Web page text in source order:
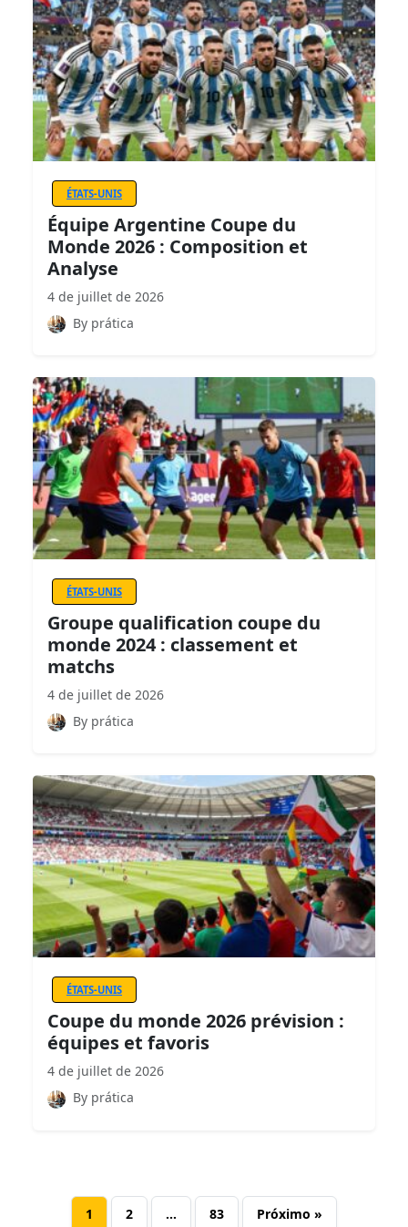
ÉTATS-UNIS
Équipe Argentine Coupe du
Monde 2026 : Composition et
Analyse
4 de juillet de 2026
By prática
ÉTATS-UNIS
Groupe qualification coupe du
monde 2024 : classement et
matchs
4 de juillet de 2026
By prática
ÉTATS-UNIS
Coupe du monde 2026 prévision :
équipes et favoris
4 de juillet de 2026
By prática
1 2 … 83 Próximo »